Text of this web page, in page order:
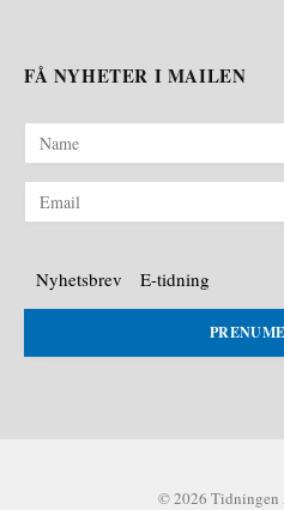
FÅ NYHETER I MAILEN
Nyhetsbrev E-tidning
© 2026 Tidningen